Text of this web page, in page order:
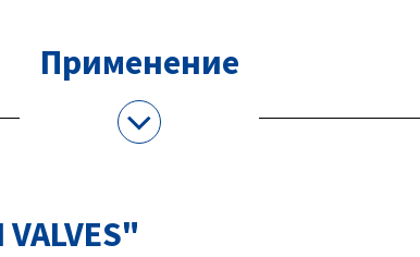
Применение